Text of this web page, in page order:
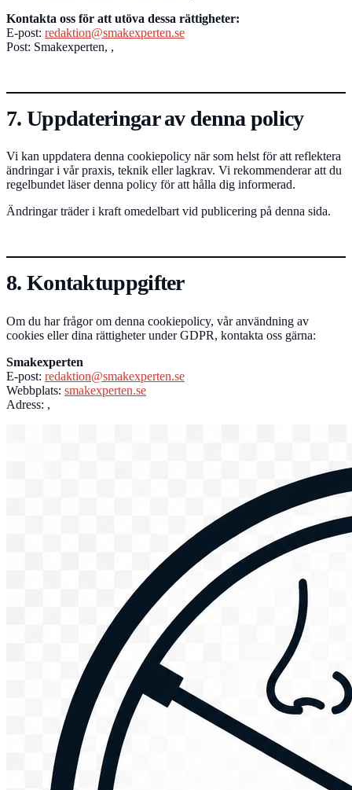
Kontakta oss för att utöva dessa rättigheter:
E-post: redaktion@smakexperten.se
Post: Smakexperten, ,
7. Uppdateringar av denna policy
Vi kan uppdatera denna cookiepolicy när som helst för att reflektera
ändringar i vår praxis, teknik eller lagkrav. Vi rekommenderar att du
regelbundet läser denna policy för att hålla dig informerad.
Ändringar träder i kraft omedelbart vid publicering på denna sida.
8. Kontaktuppgifter
Om du har frågor om denna cookiepolicy, vår användning av
cookies eller dina rättigheter under GDPR, kontakta oss gärna:
Smakexperten
E-post: redaktion@smakexperten.se
Webbplats: smakexperten.se
Adress: ,